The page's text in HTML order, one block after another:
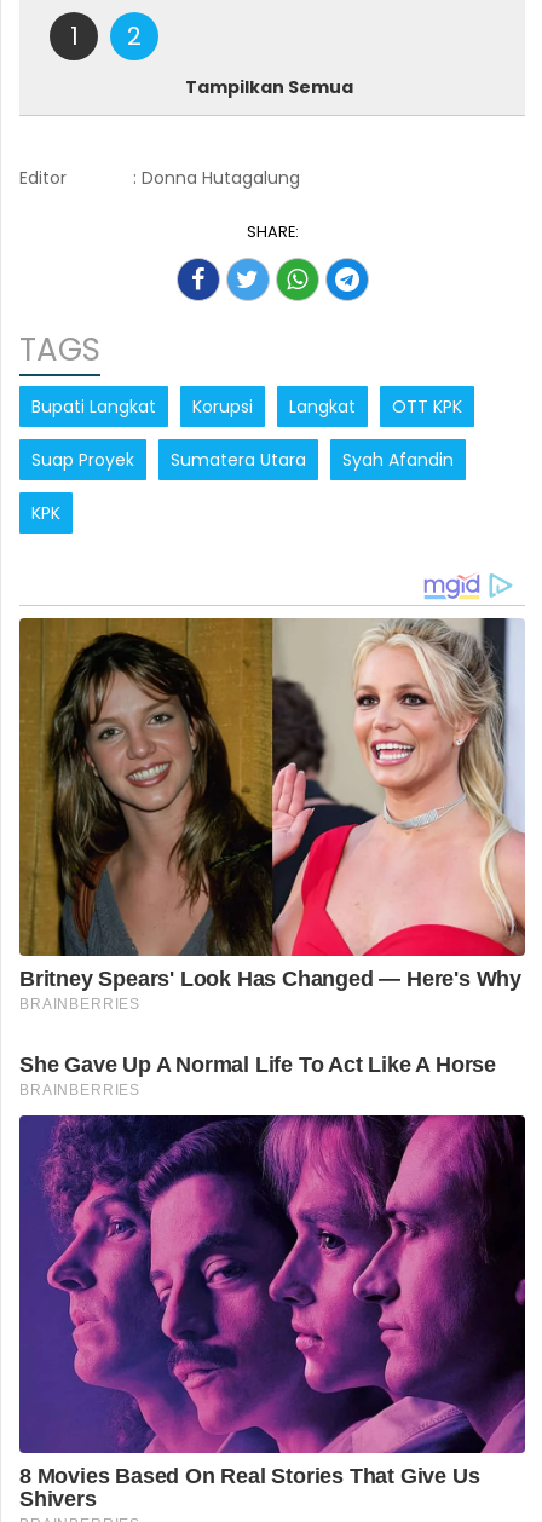
1 2
Tampilkan Semua
Editor : Donna Hutagalung
SHARE:
TAGS
Bupati Langkat Korupsi Langkat OTT KPK
Suap Proyek Sumatera Utara Syah Afandin
KPK